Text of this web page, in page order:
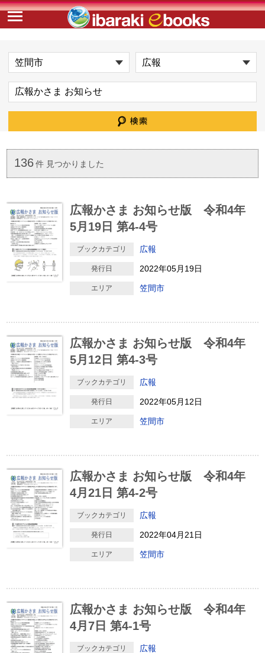
136 件 見つかりました
広報かさま お知らせ版 令和4年
5月19日 第4-4号
ブックカテゴリ 広報
発行日 2022年05月19日
エリア 笠間市
広報かさま お知らせ版 令和4年
5月12日 第4-3号
ブックカテゴリ 広報
発行日 2022年05月12日
エリア 笠間市
広報かさま お知らせ版 令和4年
4月21日 第4-2号
ブックカテゴリ 広報
発行日 2022年04月21日
エリア 笠間市
広報かさま お知らせ版 令和4年
4月7日 第4-1号
ブックカテゴリ 広報